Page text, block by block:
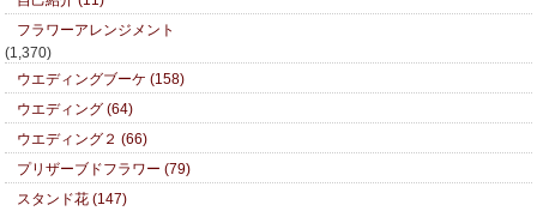
フラワーアレンジメント
(1,370)
ウエディングブーケ (158)
ウエディング (64)
ウエディング２ (66)
プリザーブドフラワー (79)
スタンド花 (147)